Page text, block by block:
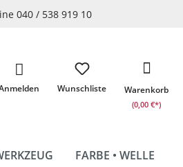
040 / 538 919 10
Wunschliste Warenkorb
(0,00 €*)
FARBE • WELLE